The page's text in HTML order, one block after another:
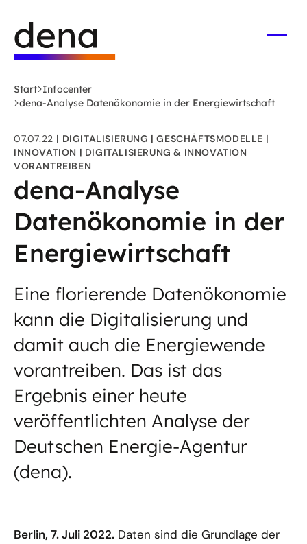
Hauptinhalt
springen
Deutsche
Energie-
Agentur
-
Startseite
Start Infocenter
dena-Analyse Datenökonomie in der Energiewirtschaft
07.07.22 DIGITALISIERUNG
GESCHÄFTSMODELLE
INNOVATION
DIGITALISIERUNG & INNOVATION
VORANTREIBEN
dena-Analyse
Datenökonomie in der
Energiewirtschaft
Eine florierende Datenökonomie
kann die Digitalisierung und
damit auch die Energiewende
vorantreiben. Das ist das
Ergebnis einer heute
veröffentlichten Analyse der
Deutschen Energie-Agentur
(dena).
Berlin, 7. Juli 2022. Daten sind die Grundlage der